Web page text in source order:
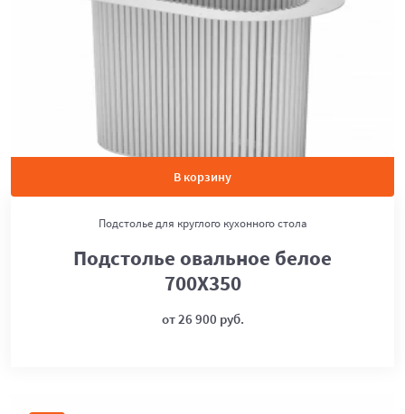
В корзину
Подстолье для круглого кухонного стола
Подстолье овальное белое
700Х350
от 26 900 руб.